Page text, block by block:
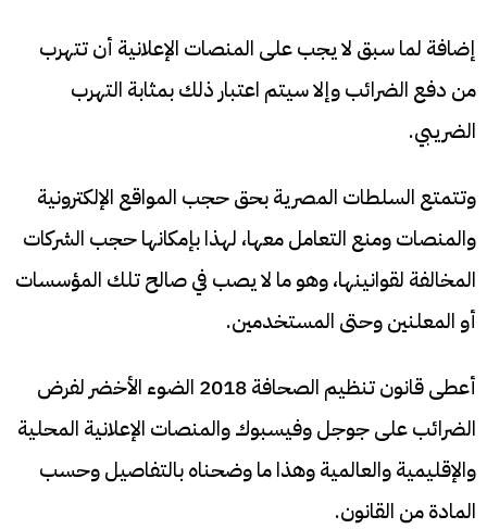
إضافة لما سبق لا يجب على المنصات الإعلانية أن تتهرب
من دفع الضرائب وإلا سيتم اعتبار ذلك بمثابة التهرب
الضريبي.
وتتمتع السلطات المصرية بحق حجب المواقع الإلكترونية
والمنصات ومنع التعامل معها، لهذا بإمكانها حجب الشركات
المخالفة لقوانينها، وهو ما لا يصب في صالح تلك المؤسسات
أو المعلنين وحتى المستخدمين.
أعطى قانون تنظيم الصحافة 2018 الضوء الأخضر لفرض
الضرائب على جوجل وفيسبوك والمنصات الإعلانية المحلية
والإقليمية والعالمية وهذا ما وضحناه بالتفاصيل وحسب
المادة من القانون.